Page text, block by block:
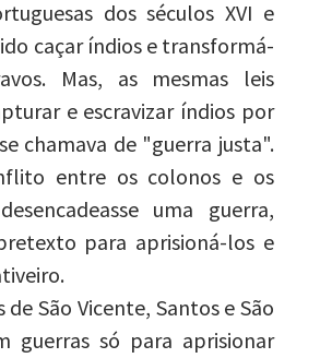
dos séculos XVI e
caçar índios e transformá-
Mas, as mesmas leis
e escravizar índios por
chamava de "guerra justa".
entre os colonos e os
uma guerra,
para aprisioná-los e
São Vicente, Santos e São
guerras só para aprisionar